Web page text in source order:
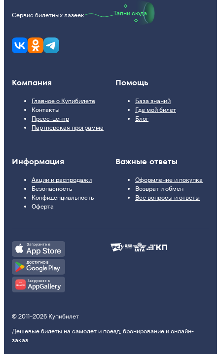
Сервис билетных лазеек Тапни сюда
Компания
Главное о Купибилете
Контакты
Пресс-центр
Партнерская программа
Помощь
База знаний
Где мой билет
Блог
Информация
Акции и распродажи
Безопасность
Конфиденциальность
Оферта
Важные ответы
Оформление и покупка
Возврат и обмен
Все вопросы и ответы
© 2011–2026 Купибилет
Дешевые билеты на самолет и поезд, бронирование и онлайн-
заказ